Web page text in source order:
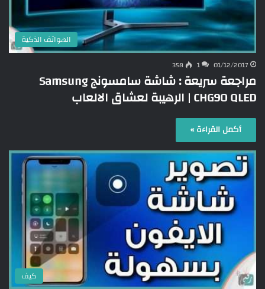
الهواتف الذكية
01/12/2017
1
358
مراجعة سريعة : شاشة سامسونج Samsung
CHG90 QLED | الرهيبة لعشاق الالعاب
أكمل القراءة »
كيف